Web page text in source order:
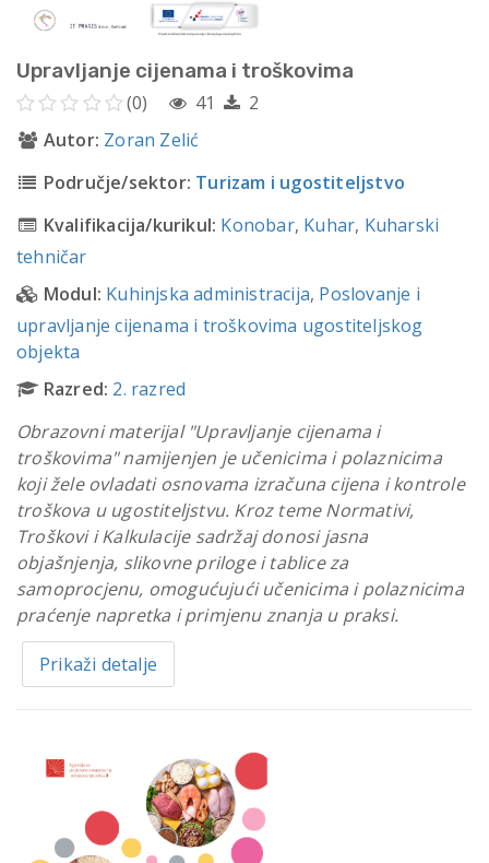
Upravljanje cijenama i troškovima
(0) 41
2
Autor: Zoran Zelić
Područje/sektor: Turizam i ugostiteljstvo
Kvalifikacija/kurikul: Konobar, Kuhar, Kuharski
tehničar
Modul: Kuhinjska administracija, Poslovanje i
upravljanje cijenama i troškovima ugostiteljskog
objekta
Razred: 2. razred
Obrazovni materijal "Upravljanje cijenama i
troškovima" namijenjen je učenicima i polaznicima
koji žele ovladati osnovama izračuna cijena i kontrole
troškova u ugostiteljstvu. Kroz teme Normativi,
Troškovi i Kalkulacije sadržaj donosi jasna
objašnjenja, slikovne priloge i tablice za
samoprocjenu, omogućujući učenicima i polaznicima
praćenje napretka i primjenu znanja u praksi.
Prikaži detalje